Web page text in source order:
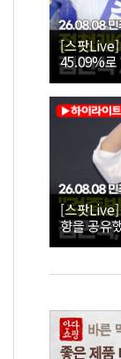
[스팟Live]
45.09%로
26.08.08
보 인천 합
[스팟Live]
향을 공유
26.08.08